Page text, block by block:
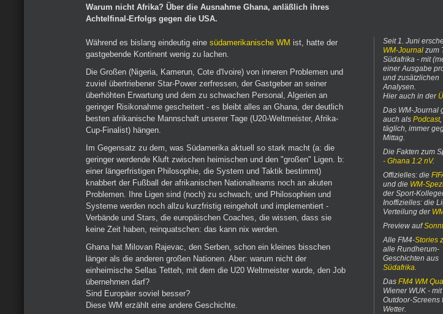
Warum nicht Afrika? Über die Ausnahme Ghana, anläßlich ihres
Achtelfinal-Erfolgs gegen die USA.
Seit 1. Juni
WM-Journal zum
Südafrika - mit
einer Ausgabe
und zusätzlichen
Analysen.
Hier auch in der
Das WM-Journal
auch als Podcast
täglich, immer
Mittag.
Die Fakten zum
- Ghana 1:2 nV.
Offizielles: die
und die WM-
der Sport-
Inoffizielles: die
Verteilung der
Preview auf
Alle FM4-Stories
alle Rundherum-
Geschichten aus
Südafrika.
Das FM4 WM
Wiener WUK -
Outdoor-Screens
Wetter.
Während es bislang eindeutig eine südamerikanische WM ist, hatte der
gastgebende Kontinent wenig zu lachen.
Die Großen (Nigeria, Kamerun, Cote d'Ivoire) von inneren Problemen und
zuviel übertriebener Star-Power zerfressen, der Gastgeber an seiner
überhöhten Erwartung und dem zu schwachen Personal, Algerien an
geringer Risikonahme gescheitert - es bleibt alles an Ghana, der deutlich
besten afrikanische Mannschaft unserer Tage (U20-Weltmeister, Afrika-
Cup-Finalist) hängen.
Im Gegensatz zu dem, was Südamerika aktuell so stark macht (a: die
geringer werdende Kluft zwischen heimischen und den "großen" Ligen. b:
einer längerfristigen Philosophie, die System und Taktik bestimmt)
knabbert der Fußball der afrikanischen Nationalteams noch an akuten
Problemen. Ihre Ligen sind (noch) zu schwach; und Philosophien und
Systeme werden noch allzu kurzfristig reingeholt und implementiert -
Verbände und Stars, die europäischen Coaches, die wissen, dass sie
keine Zeit haben, reinquatschen: das kann nix werden.
Ghana hat Milovan Rajevac, den Serben, schon ein kleines bisschen
länger als die anderen großen Nationen. Aber: warum nicht der
einheimische Sellas Tetteh, mit dem die U20 Weltmeister wurde, den Job
übernehmen darf?
Sind Europäer soviel besser?
Diese WM erzählt eine andere Geschichte.